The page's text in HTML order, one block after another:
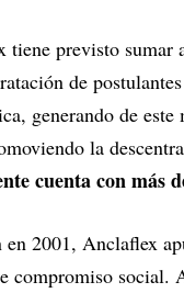
tiene previsto sumar
de
generando de este
la
cuenta con más
en 2001, Anclaflex
compromiso social.